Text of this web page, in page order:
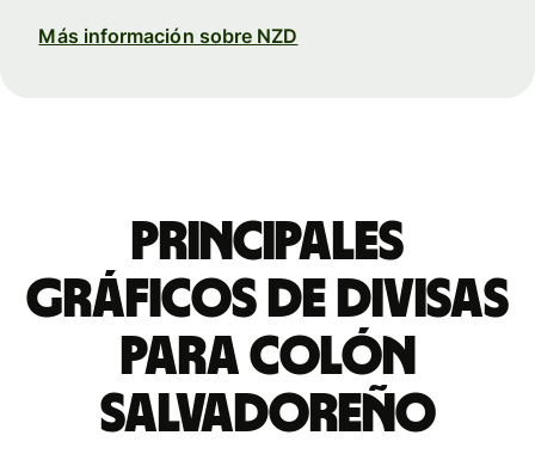
Más información sobre NZD
Principales
gráficos de divisas
para colón
salvadoreño